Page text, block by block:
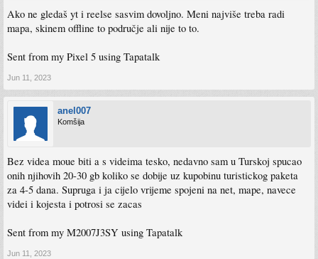
Ako ne gledaš yt i reelse sasvim dovoljno. Meni najviše treba radi
mapa, skinem offline to područje ali nije to to.
Sent from my Pixel 5 using Tapatalk
Jun 11, 2023
anel007
Komšija
Bez videa moue biti a s videima tesko, nedavno sam u Turskoj spucao
onih njihovih 20-30 gb koliko se dobije uz kupobinu turistickog paketa
za 4-5 dana. Supruga i ja cijelo vrijeme spojeni na net, mape, navece
videi i kojesta i potrosi se zacas
Sent from my M2007J3SY using Tapatalk
Jun 11, 2023